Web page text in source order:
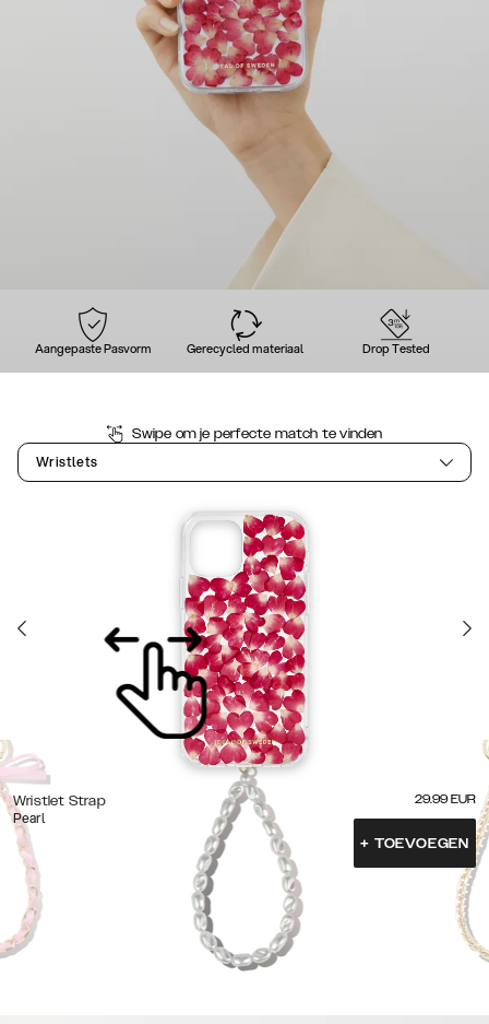
Aangepaste Pasvorm Gerecycled materiaal Drop Tested
Swipe om je perfecte match te vinden
Wristlets
Wristlet Strap
Pearl
29.99 EUR
+ TOEVOEGEN